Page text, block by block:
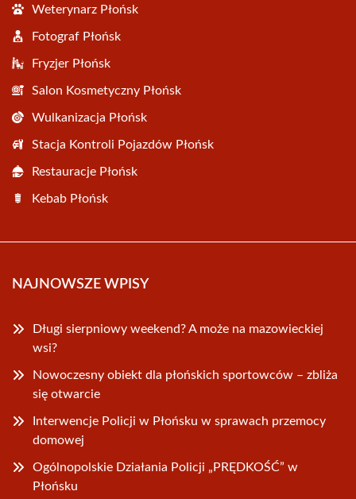
Weterynarz Płońsk
Fotograf Płońsk
Fryzjer Płońsk
Salon Kosmetyczny Płońsk
Wulkanizacja Płońsk
Stacja Kontroli Pojazdów Płońsk
Restauracje Płońsk
Kebab Płońsk
NAJNOWSZE WPISY
Długi sierpniowy weekend? A może na mazowieckiej
wsi?
Nowoczesny obiekt dla płońskich sportowców – zbliża
się otwarcie
Interwencje Policji w Płońsku w sprawach przemocy
domowej
Ogólnopolskie Działania Policji „PRĘDKOŚĆ” w
Płońsku